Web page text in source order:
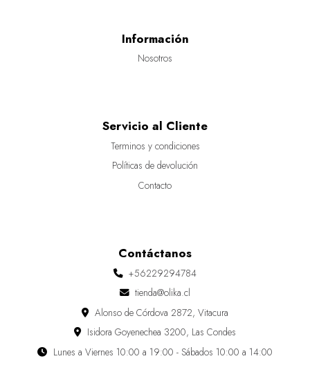
Información
Nosotros
Servicio al Cliente
Terminos y condiciones
Políticas de devolución
Contacto
Contáctanos
+56229294784
tienda@olika.cl
Alonso de Córdova 2872, Vitacura
Isidora Goyenechea 3200, Las Condes
Lunes a Viernes 10:00 a 19:00 - Sábados 10:00 a 14:00